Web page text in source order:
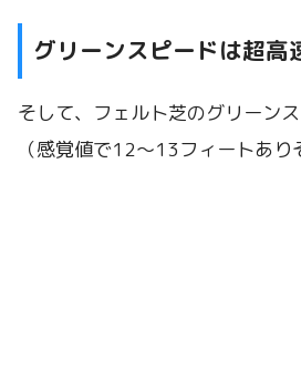
グリーンスピードは超高
そして、フェルト芝のグリーン
（感覚値で12～13フィートあり